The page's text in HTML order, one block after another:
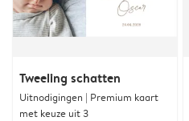
Tweeling schatten
Uitnodigingen | Premium kaart
met keuze uit 3